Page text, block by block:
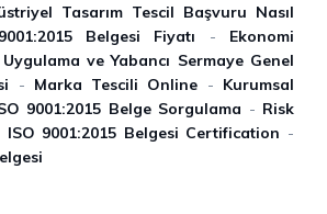
Tasarım Tescil Başvuru Nasıl
Belgesi Fiyatı - Ekonomi
ve Yabancı Sermaye Genel
- Marka Tescili Online - Kurumsal
9001:2015 Belge Sorgulama - Risk
ISO 9001:2015 Belgesi Certification -